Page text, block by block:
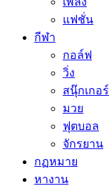
แฟชั่น
กีฬา
กอล์ฟ
วิ่ง
สนุ๊กเกอร์
มวย
ฟุตบอล
จักรยาน
กฏหมาย
หางาน